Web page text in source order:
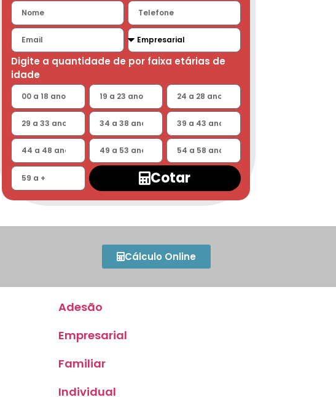
Digite a quantidade de por faixa etárias de
idade
Cotar
Cálculo Online
Adesão
Empresarial
Familiar
Individual